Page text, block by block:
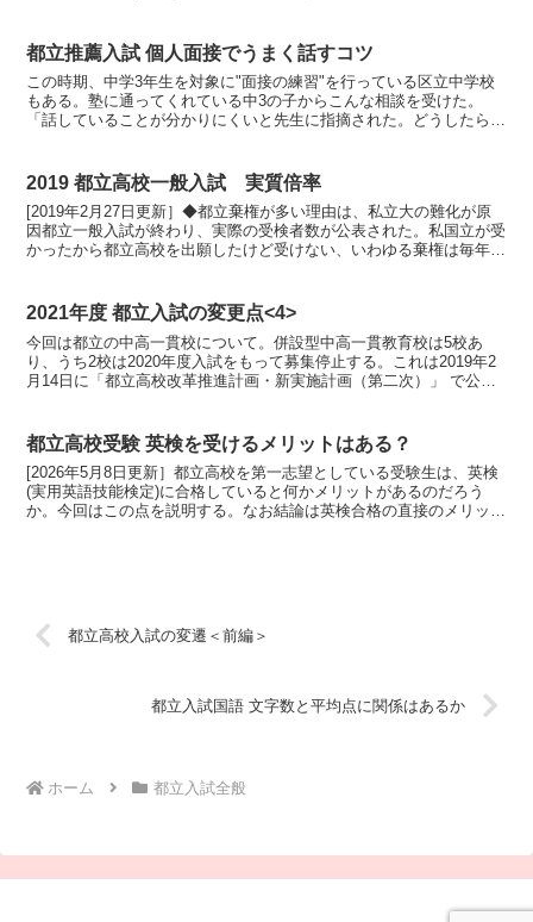
都立推薦入試 個人面接でうまく話すコツ
この時期、中学3年生を対象に"面接の練習"を行っている区立中学校
もある。塾に通ってくれている中3の子からこんな相談を受けた。
「話していることが分かりにくいと先生に指摘された。どうしたらう
2019 都立高校一般入試 実質倍率
[2019年2月27日更新］◆都立棄権が多い理由は、私立大の難化が原
因都立一般入試が終わり、実際の受検者数が公表された。私国立が受
かったから都立高校を出願したけど受けない、いわゆる棄権は毎年発
2021年度 都立入試の変更点<4>
今回は都立の中高一貫校について。併設型中高一貫教育校は5校あ
り、うち2校は2020年度入試をもって募集停止する。これは2019年2
月14日に「都立高校改革推進計画・新実施計画（第二次）」 で公表
都立高校受験 英検を受けるメリットはある？
[2026年5月8日更新］都立高校を第一志望としている受験生は、英検
(実用英語技能検定)に合格していると何かメリットがあるのだろう
か。今回はこの点を説明する。なお結論は英検合格の直接のメリット
都立高校入試の変遷＜前編＞
都立入試国語 文字数と平均点に関係はあるか
ホーム 都立入試全般